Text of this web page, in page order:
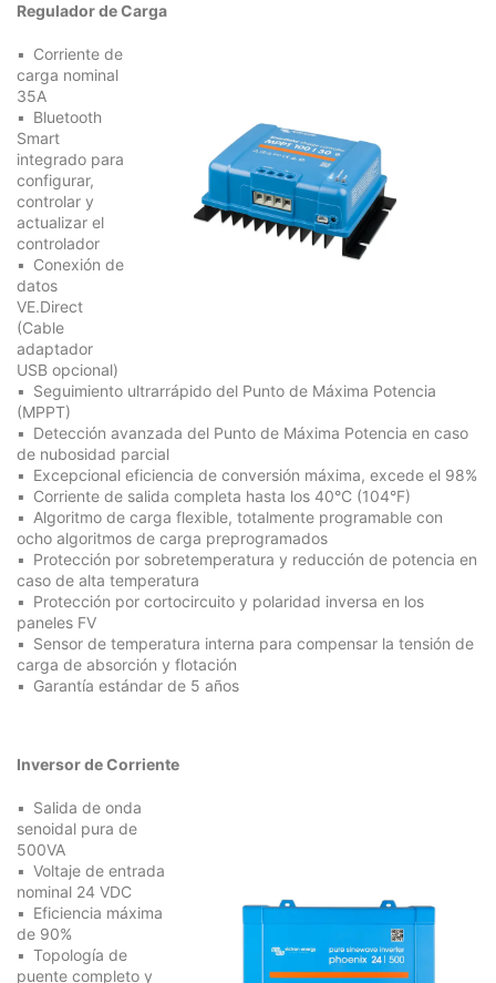
Regulador de Carga
Corriente de
carga nominal
35A
Bluetooth
Smart
integrado para
configurar,
controlar y
actualizar el
controlador
Conexión de
datos
VE.Direct
(Cable
adaptador
USB opcional)
Seguimiento ultrarrápido del Punto de Máxima Potencia
(MPPT)
Detección avanzada del Punto de Máxima Potencia en caso
de nubosidad parcial
Excepcional eficiencia de conversión máxima, excede el 98%
Corriente de salida completa hasta los 40°C (104°F)
Algoritmo de carga flexible, totalmente programable con
ocho algoritmos de carga preprogramados
Protección por sobretemperatura y reducción de potencia en
caso de alta temperatura
Protección por cortocircuito y polaridad inversa en los
paneles FV
Sensor de temperatura interna para compensar la tensión de
carga de absorción y flotación
Garantía estándar de 5 años
Inversor de Corriente
Salida de onda
senoidal pura de
500VA
Voltaje de entrada
nominal 24 VDC
Eficiencia máxima
de 90%
Topología de
puente completo y